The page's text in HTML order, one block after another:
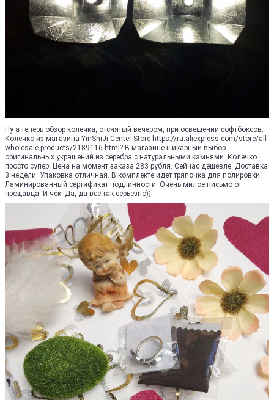
Ну а теперь обзор колечка, отснятый вечером, при освещении софтбоксов.
Колечко из магазина YinShiJi Center Store https://ru.aliexpress.com/store/all-
wholesale-products/2189116.html? В магазине шикарный выбор
оригинальных украшений из серебра с натуральными камнями. Колечко
просто супер! Цена на момент заказа 283 рубля. Сейчас дешевле. Доставка
3 недели. Упаковка отличная. В комплекте идет тряпочка для полировки.
Ламинированный сертификат подлинности. Очень милое письмо от
продавца. И чек. Да, да все так серьезно))